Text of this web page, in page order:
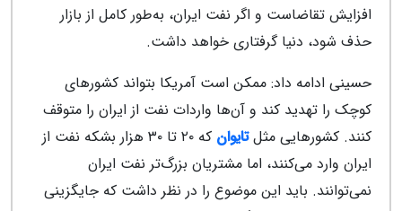
افزایش تقاضاست و اگر نفت ایران، به‌طور کامل از بازار
حذف شود، دنیا گرفتاری خواهد داشت.
حسینی ادامه داد: ممکن است آمریکا بتواند کشورهای
کوچک را تهدید کند و آن‌ها واردات نفت از ایران را متوقف
کنند. کشورهایی مثلتایوان
که ۲۰ تا ۳۰ هزار بشکه نفت از
ایران وارد می‌کنند، اما مشتریان بزرگ‌تر نفت ایران
نمی‌توانند. باید این موضوع را در نظر داشت که جایگزینی